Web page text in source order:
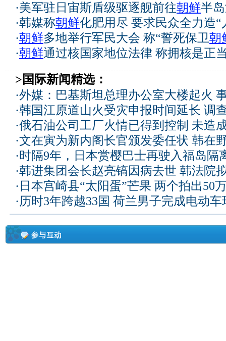
·美军驻日宙斯盾级驱逐舰前往朝鲜半
·韩媒称朝鲜化肥用尽 要求民众全力造“
·朝鲜多地举行军民大会 称“誓死保卫朝
·朝鲜通过核国家地位法律 称拥核是正
>国际新闻精选：
·外媒：巴基斯坦总理办公室大楼起火
·韩国江原道山火受灾申报时间延长 调
·俄石油公司工厂火情已得到控制 未造
·文在寅为新内阁长官颁发委任状 韩在
·时隔9年，日本赏樱巴士再驶入福岛隔
·韩进集团会长赵亮镐因病去世 韩法院
· 日本宫崎县“太阳蛋”芒果 两个拍出50
·历时3年跨越33国 荷兰男子完成电动车